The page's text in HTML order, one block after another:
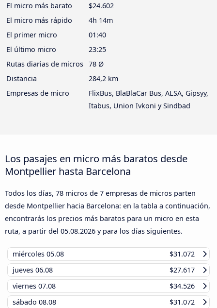
El micro más barato
$24.602
El micro más rápido
4h 14m
El primer micro
01:40
El último micro
23:25
Rutas diarias de micros 78 Ø
Distancia
284,2 km
Empresas de micro
FlixBus, BlaBlaCar Bus, ALSA, Gipsyy,
Itabus, Union Ivkoni y Sindbad
Los pasajes en micro más baratos desde
Montpellier hasta Barcelona
Todos los días, 78 micros de 7 empresas de micros parten
desde Montpellier hacia Barcelona: en la tabla a continuación,
encontrarás los precios más baratos para un micro en esta
ruta, a partir del 05.08.2026 y para los días siguientes.
miércoles 05.08
$31.072
jueves 06.08
$27.617
viernes 07.08
$34.526
sábado 08.08
$31.072